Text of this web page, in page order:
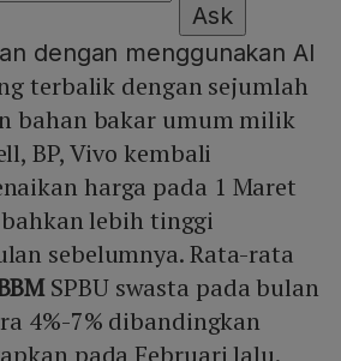
Ask
dengan menggunakan AI
terbalik dengan sejumlah
bahan bakar umum milik
BP, Vivo kembali
harga pada 1 Maret
lebih tinggi
sebelumnya. Rata-rata
SPBU swasta pada bulan
4%-7% dibandingkan